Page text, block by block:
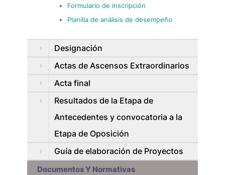
Formulario de inscripción
Planilla de análisis de desempeño
Designación
Actas de Ascensos Extraordinarios
Acta final
Resultados de la Etapa de
Antecedentes y convocatoria a la
Etapa de Oposición
Guía de elaboración de Proyectos
Documentos Y Normativas